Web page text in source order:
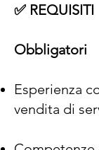
✅ REQUISITI
Obbligatori
Esperienza
vendita di